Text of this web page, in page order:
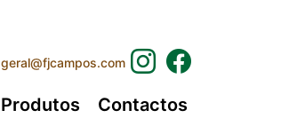
geral@fjcampos.com
Produtos Contactos